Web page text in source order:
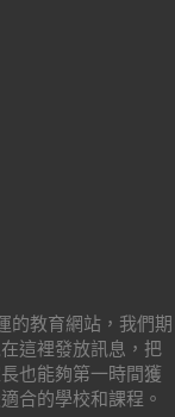
的教育網站，我們期
這裡發放訊息，把
也能夠第一時間獲
合的學校和課程。